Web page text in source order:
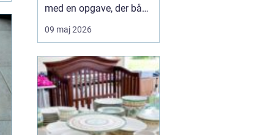
med en opgave, der både
er praktisk krævende og
følelsesmæssigt tung:
Særligt i København,
hvor mange boliger er
små, trapperne er smalle,
og parkeringsforholdene
kan være besværlige, ...
09 maj 2026